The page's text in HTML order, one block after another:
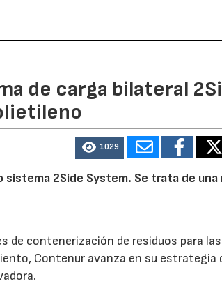
de carga bilateral
1029
sistema 2Side System. Se trata de
contenerización de residuos para las
Contenur avanza en su estrategia